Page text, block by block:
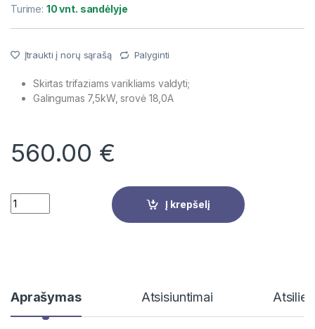
Turime: 10 vnt. sandėlyje
Įtraukti į norų sąrašą Palyginti
Skirtas trifaziams varikliams valdyti;
Galingumas 7,5kW, srovė 18,0A
560.00 €
Quantity
Į krepšelį
Aprašymas Atsisiuntimai